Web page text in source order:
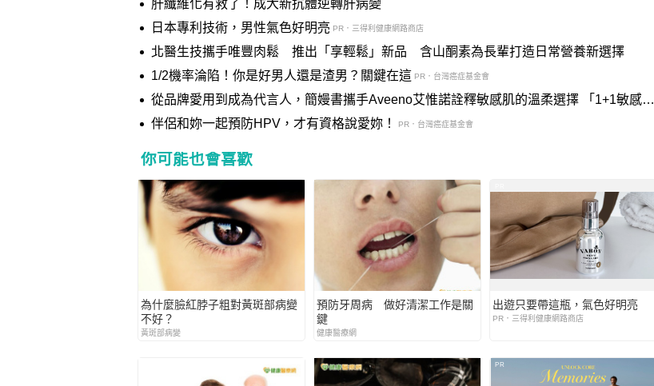
肝纖維化有救了！成大新抗體逆轉肝病變
日本專利技術，男性氣色好明亮 PR．三得利健康網路商店
北醫生技攜手唯豐肉鬆 推出「享輕鬆」新品 含山酮素為長輩打造日常營養新選擇
1/2機率淪陷！你是好男人還是渣男？關鍵在這 PR．台灣癌症基金會
從品牌愛用到成為代言人，簡嫚書攜手Aveeno艾惟諾詮釋敏感肌的溫柔選擇 「1+1敏感肌
守護方程式」
伴侶和妳一起預防HPV，才有資格說愛妳！ PR．台灣癌症基金會
你可能也會喜歡
為什麼臉紅脖子粗對黃斑部病變
不好？
黃斑部病變
預防牙周病 做好清潔工作是關
鍵
健康醫療網
出遊只要帶這瓶，氣色好明亮
PR．三得利健康網路商店
PR